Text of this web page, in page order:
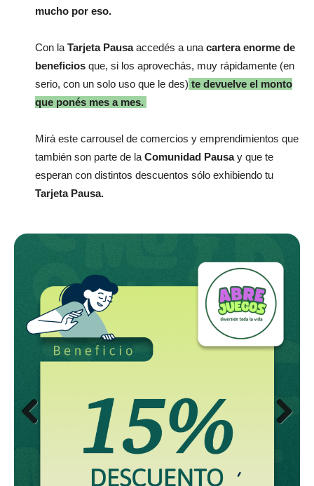
mucho por eso.
Con laTarjeta Pausaaccedés a unacartera enorme de
beneficios que, si los aprovechás, muy rápidamente (en
serio, con un solo uso que le des) te devuelve el monto
que ponés mes a mes.
Mirá este carrousel de comercios y emprendimientos que
también son parte de laComunidad Pausay que te
esperan con distintos descuentos sólo exhibiendo tu
Tarjeta Pausa.